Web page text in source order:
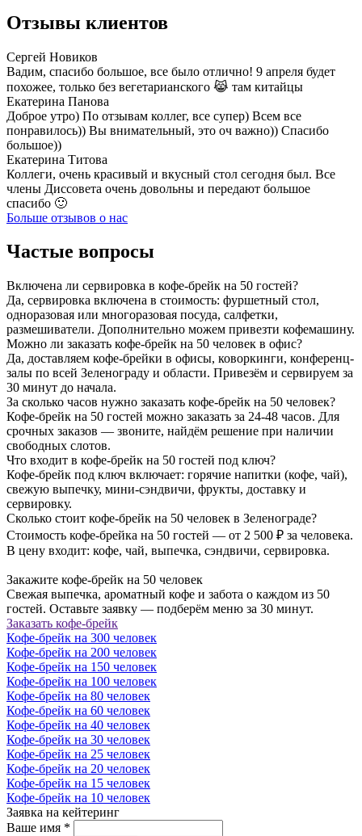
Отзывы клиентов
Сергей Новиков
Вадим, спасибо большое, все было отлично! 9 апреля будет
похожее, только без вегетарианского 😹 там китайцы
Екатерина Панова
Доброе утро) По отзывам коллег, все супер) Всем все
понравилось)) Вы внимательный, это оч важно)) Спасибо
большое))
Екатерина Титова
Коллеги, очень красивый и вкусный стол сегодня был. Все
члены Диссовета очень довольны и передают большое
спасибо 🙂
Больше отзывов о нас
Частые вопросы
Включена ли сервировка в кофе-брейк на 50 гостей?
Да, сервировка включена в стоимость: фуршетный стол,
одноразовая или многоразовая посуда, салфетки,
размешиватели. Дополнительно можем привезти кофемашину.
Можно ли заказать кофе-брейк на 50 человек в офис?
Да, доставляем кофе-брейки в офисы, коворкинги, конференц-
залы по всей Зеленограду и области. Привезём и сервируем за
30 минут до начала.
За сколько часов нужно заказать кофе-брейк на 50 человек?
Кофе-брейк на 50 гостей можно заказать за 24-48 часов. Для
срочных заказов — звоните, найдём решение при наличии
свободных слотов.
Что входит в кофе-брейк на 50 гостей под ключ?
Кофе-брейк под ключ включает: горячие напитки (кофе, чай),
свежую выпечку, мини-сэндвичи, фрукты, доставку и
сервировку.
Сколько стоит кофе-брейк на 50 человек в Зеленограде?
Стоимость кофе-брейка на 50 гостей — от 2 500 ₽ за человека.
В цену входит: кофе, чай, выпечка, сэндвичи, сервировка.
Закажите кофе-брейк на 50 человек
Свежая выпечка, ароматный кофе и забота о каждом из 50
гостей. Оставьте заявку — подберём меню за 30 минут.
Заказать кофе-брейк
Кофе-брейк на 300 человек
Кофе-брейк на 200 человек
Кофе-брейк на 150 человек
Кофе-брейк на 100 человек
Кофе-брейк на 80 человек
Кофе-брейк на 60 человек
Кофе-брейк на 40 человек
Кофе-брейк на 30 человек
Кофе-брейк на 25 человек
Кофе-брейк на 20 человек
Кофе-брейк на 15 человек
Кофе-брейк на 10 человек
Заявка на кейтеринг
Ваше имя *